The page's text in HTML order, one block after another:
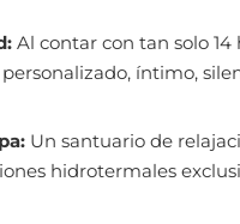
Al contar con tan solo
íntimo,
Un santuario de
hidrotermales